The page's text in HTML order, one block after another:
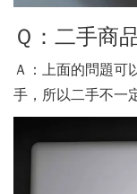
Ｑ：二手商
Ａ：上面的問題可
手，所以二手不一